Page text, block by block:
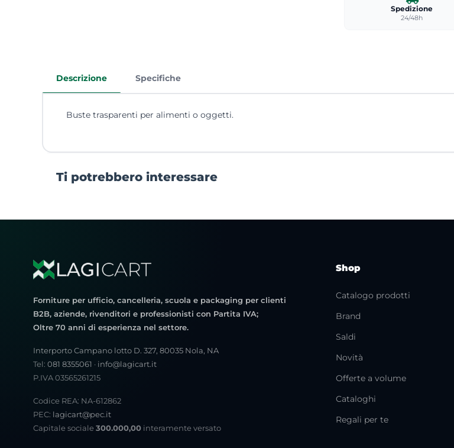
Spedizione
24/48h
Descrizione Specifiche
Buste trasparenti per alimenti o oggetti.
Ti potrebbero interessare
Forniture per ufficio, cancelleria, scuola e packaging per clienti
B2B, aziende, rivenditori e professionisti con Partita IVA;
Oltre 70 anni di esperienza nel settore.
Interporto Campano lotto D. 327, 80035 Nola, NA
Tel: 081 8355061 · info@lagicart.it
P.IVA 03565261215
Codice REA: NA-612862
PEC: lagicart@pec.it
Capitale sociale 300.000,00 interamente versato
Shop
Catalogo prodotti
Brand
Saldi
Novità
Offerte a volume
Cataloghi
Regali per te